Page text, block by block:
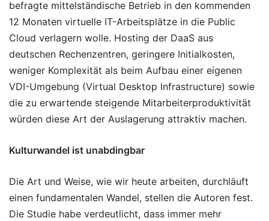
befragte mittelständische Betrieb in den kommenden
12 Monaten virtuelle IT-Arbeitsplätze in die Public
Cloud verlagern wolle. Hosting der DaaS aus
deutschen Rechenzentren, geringere Initialkosten,
weniger Komplexität als beim Aufbau einer eigenen
VDI-Umgebung (Virtual Desktop Infrastructure) sowie
die zu erwartende steigende Mitarbeiterproduktivität
würden diese Art der Auslagerung attraktiv machen.
Kulturwandel ist unabdingbar
Die Art und Weise, wie wir heute arbeiten, durchläuft
einen fundamentalen Wandel, stellen die Autoren fest.
Die Studie habe verdeutlicht, dass immer mehr